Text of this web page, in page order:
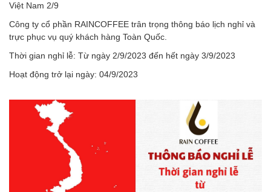
Việt Nam 2/9
Công ty cổ phần RAINCOFFEE trân trọng thông báo lịch nghỉ và
trực phục vụ quý khách hàng Toàn Quốc.
Thời gian nghỉ lễ: Từ ngày 2/9/2023 đến hết ngày 3/9/2023
Hoạt động trở lại ngày: 04/9/2023